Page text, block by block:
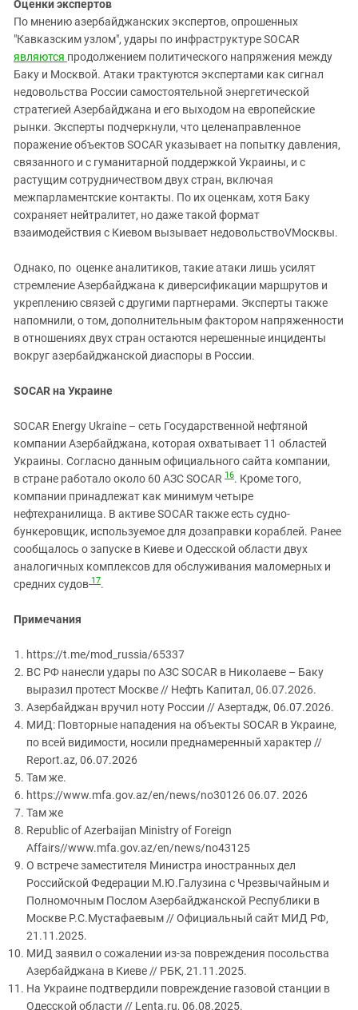
Оценки экспертов
По мнению азербайджанских экспертов, опрошенных
"Кавказским узлом", удары по инфраструктуреSOCAR
являются продолжением политического напряжения между
Баку и Москвой. Атаки трактуются экспертами как сигнал
недовольства России самостоятельной энергетической
стратегией Азербайджана и его выходом на европейские
рынки. Эксперты подчеркнули, что целенаправленное
поражение объектов SOCAR указывает на попытку давления,
связанного и с гуманитарной поддержкой Украины, и c
растущим сотрудничеством двух стран, включая
межпарламентские контакты. По их оценкам, хотя Баку
сохраняет нейтралитет, но даже такой формат
взаимодействия с Киевом вызывает недовольствоVМосквы.
Однако, по оценке аналитиков, такие атаки лишь усилят
стремление Азербайджана к диверсификации маршрутов и
укреплению связей с другими партнерами. Эксперты также
напомнили, о том, дополнительным фактором напряженности
в отношениях двух стран остаются нерешенные инциденты
вокруг азербайджанской диаспоры в России.
SOCAR на Украине
SOCAR Energy Ukraine – сеть Государственной нефтяной
компании Азербайджана, которая охватывает 11 областей
Украины. Согласно данным официального сайта компании,
в стране работало около 60 АЗС SOCAR 16. Кроме того,
компании принадлежат как минимум четыре
нефтехранилища. В активе SOCAR также есть судно-
бункеровщик, используемое для дозаправки кораблей. Ранее
сообщалось о запуске в Киеве и Одесской области двух
аналогичных комплексов для обслуживания маломерных и
средних судов 17.
Примечания
https://t.me/mod_russia/65337
ВС РФ нанесли удары по АЗС SOCAR в Николаеве – Баку
выразил протест Москве // Нефть Капитал, 06.07.2026.
Азербайджан вручил ноту России // Азертадж, 06.07.2026.
МИД: Повторные нападения на объекты SOCAR в Украине,
по всей видимости, носили преднамеренный характер //
Report.az, 06.07.2026
Там же.
https://www.mfa.gov.az/en/news/no30126 06.07. 2026
Там же
Republic of Azerbaijan Ministry of Foreign
Affairs//www.mfa.gov.az/en/news/no43125
О встрече заместителя Министра иностранных дел
Российской Федерации М.Ю.Галузина с Чрезвычайным и
Полномочным Послом Азербайджанской Республики в
Москве Р.С.Мустафаевым // Официальный сайт МИД РФ,
21.11.2025.
МИД заявил о сожалении из-за повреждения посольства
Азербайджана в Киеве // РБК, 21.11.2025.
На Украине подтвердили повреждение газовой станции в
Одесской области // Lenta.ru, 06.08.2025.